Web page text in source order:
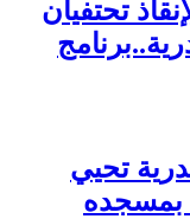
تحتفيان
تحيي
بمسجده